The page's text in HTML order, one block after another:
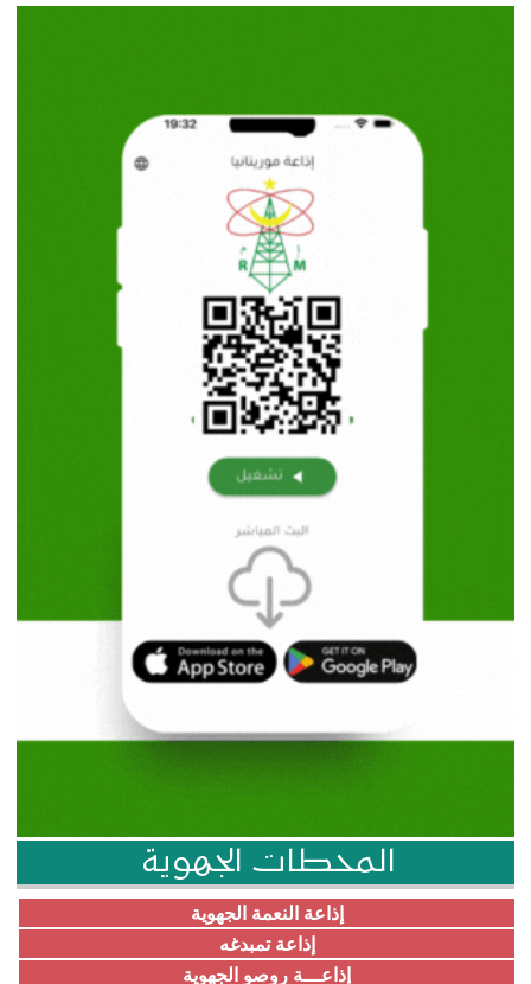
المحطات الجهوية
إذاعة النعمة الجهوية
إذاعة تمبدغه
إذاعـــة روصو الجهوية